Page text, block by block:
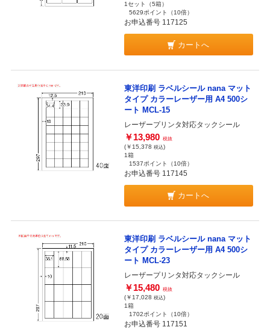
1セット（5箱）
5629ポイント
（10倍）
お申込番号 117125
カートへ
東洋印刷 ラベルシール nana マット
タイプ カラーレーザー用 A4 500シ
ート MCL-15
レーザープリンタ対応タックシール
￥13,980 税抜
(￥15,378 税込)
1箱
1537ポイント
（10倍）
お申込番号 117145
カートへ
東洋印刷 ラベルシール nana マット
タイプ カラーレーザー用 A4 500シ
ート MCL-23
レーザープリンタ対応タックシール
￥15,480 税抜
(￥17,028 税込)
1箱
1702ポイント
（10倍）
お申込番号 117151